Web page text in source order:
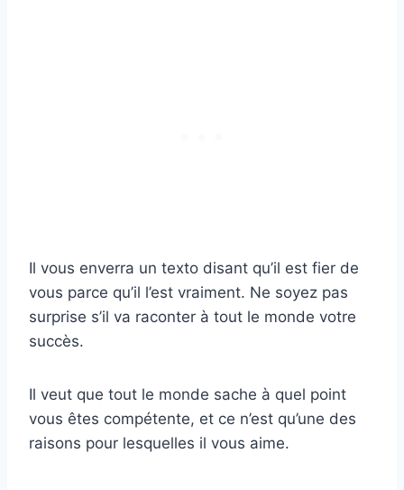
Il vous enverra un texto disant qu’il est fier de
vous parce qu’il l’est vraiment. Ne soyez pas
surprise s’il va raconter à tout le monde votre
succès.
Il veut que tout le monde sache à quel point
vous êtes compétente, et ce n’est qu’une des
raisons pour lesquelles il vous aime.